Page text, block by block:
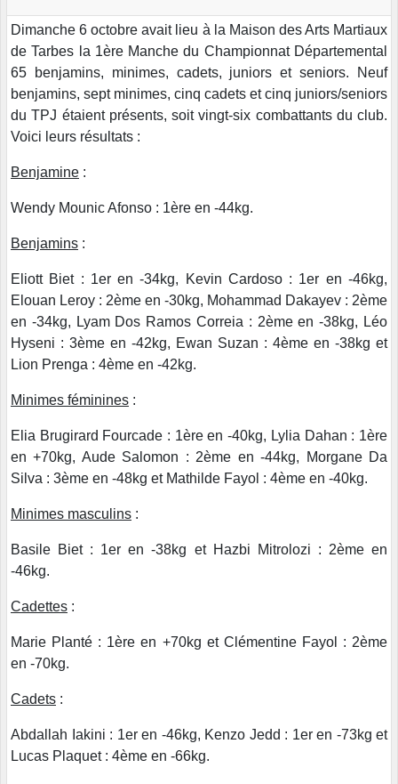
Dimanche 6 octobre avait lieu à la Maison des Arts Martiaux
de Tarbes la 1ère Manche du Championnat Départemental
65 benjamins, minimes, cadets, juniors et seniors. Neuf
benjamins, sept minimes, cinq cadets et cinq juniors/seniors
du TPJ étaient présents, soit vingt-six combattants du club.
Voici leurs résultats :
Benjamine :
Wendy Mounic Afonso : 1ère en -44kg.
Benjamins :
Eliott Biet : 1er en -34kg, Kevin Cardoso : 1er en -46kg,
Elouan Leroy : 2ème en -30kg, Mohammad Dakayev : 2ème
en -34kg, Lyam Dos Ramos Correia : 2ème en -38kg, Léo
Hyseni : 3ème en -42kg, Ewan Suzan : 4ème en -38kg et
Lion Prenga : 4ème en -42kg.
Minimes féminines :
Elia Brugirard Fourcade : 1ère en -40kg, Lylia Dahan : 1ère
en +70kg, Aude Salomon : 2ème en -44kg, Morgane Da
Silva : 3ème en -48kg et Mathilde Fayol : 4ème en -40kg.
Minimes masculins :
Basile Biet : 1er en -38kg et Hazbi Mitrolozi : 2ème en
-46kg.
Cadettes :
Marie Planté : 1ère en +70kg et Clémentine Fayol : 2ème
en -70kg.
Cadets :
Abdallah Iakini : 1er en -46kg, Kenzo Jedd : 1er en -73kg et
Lucas Plaquet : 4ème en -66kg.